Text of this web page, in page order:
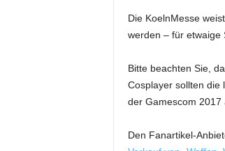
Die KoelnMesse
werden – für etwaige
Bitte beachten Sie,
Cosplayer sollten die
der Gamescom 2017
Den Fanartikel-